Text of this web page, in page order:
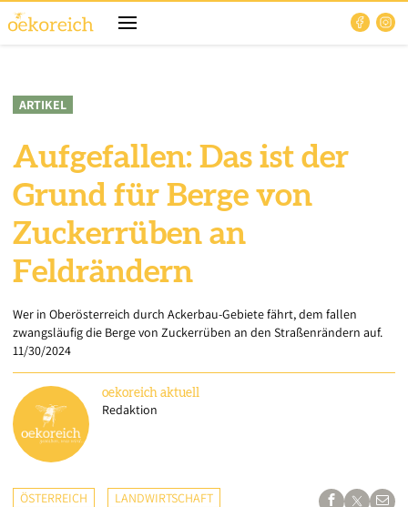
ARTIKEL
Aufgefallen: Das ist der
Grund für Berge von
Zuckerrüben an
Feldrändern
Wer in Oberösterreich durch Ackerbau-Gebiete fährt, dem fallen
zwangsläufig die Berge von Zuckerrüben an den Straßenrändern auf.
11/30/2024
oekoreich aktuell
Redaktion
ÖSTERREICH LANDWIRTSCHAFT